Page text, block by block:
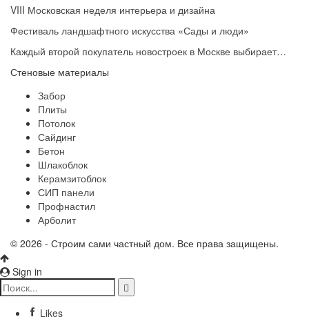
VIII Московская неделя интерьера и дизайна
Фестиваль ландшафтного искусства «Сады и люди»
Каждый второй покупатель новостроек в Москве выбирает…
Стеновые материалы
Забор
Плиты
Потолок
Сайдинг
Бетон
Шлакоблок
Керамзитоблок
СИП панели
Профнастил
Арболит
© 2026 - Строим сами частный дом. Все права защищены.
Sign in
Likes